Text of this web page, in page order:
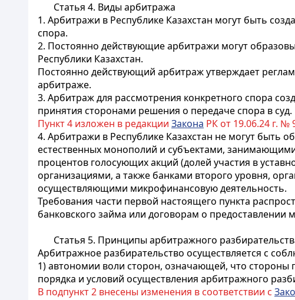
Статья 4. Виды арбитража
1. Арбитражи в Республике Казахстан могут быть
спора.
2. Постоянно действующие арбитражи могут
Республики Казахстан.
Постоянно действующий арбитраж утверждает
арбитраже.
3. Арбитраж для рассмотрения конкретного спора
принятия сторонами решения о передаче спора в суд.
Пункт 4 изложен в редакции Закона РК от 19.06.24 г. №
4. Арбитражи в Республике Казахстан не могут быть
естественных монополий и субъектами,
процентов голосующих акций (долей участия в
организациями, а также банками второго уровня,
осуществляющими микрофинансовую деятельность.
Требования части первой настоящего пункта
банковского займа или договорам о предоставлении
Статья 5. Принципы арбитражного
Арбитражное разбирательство осуществляется с
1) автономии воли сторон, означающей, что
порядка и условий осуществления арбитражного
В подпункт 2 внесены изменения в соответствии с